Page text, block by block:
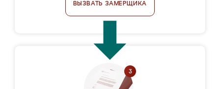
ВЫЗВАТЬ ЗАМЕРЩИКА